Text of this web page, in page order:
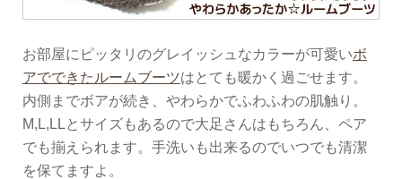
お部屋にピッタリのグレイッシュなカラーが可愛いボ
アでできたルームブーツはとても暖かく過ごせます。
内側までボアが続き、やわらかでふわふわの肌触り。
M,L,LLとサイズもあるので大足さんはもちろん、ペア
でも揃えられます。手洗いも出来るのでいつでも清潔
を保てますよ。